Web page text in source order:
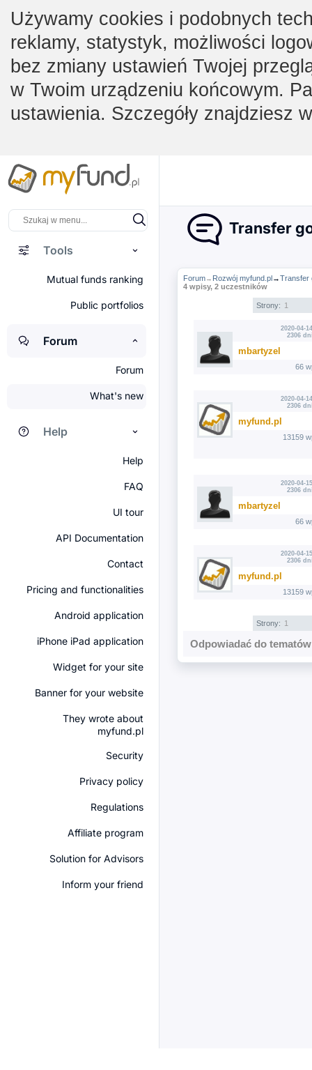
Używamy cookies i podobnych
reklamy, statystyk, możliwości
bez zmiany ustawień Twojej
w Twoim urządzeniu końcowym.
ustawienia. Szczegóły znajdziesz
Tools
Mutual funds ranking
Public portfolios
Forum
Forum
What's new
Help
Help
FAQ
UI tour
API Documentation
Contact
Pricing and functionalities
Android application
iPhone iPad application
Widget for your site
Banner for your website
They wrote about
myfund.pl
Security
Privacy policy
Regulations
Affiliate program
Solution for Advisors
Inform your friend
Transfer
Forum→ Rozwój myfund.pl→Transfer
4 wpisy, 2 uczestników
Strony: 1
2020-04-
2306
mbartyzel
66
2020-04-
2306
myfund.pl
13159
2020-04-
2306
mbartyzel
66
2020-04-
2306
myfund.pl
13159
Strony: 1
Odpowiadać do